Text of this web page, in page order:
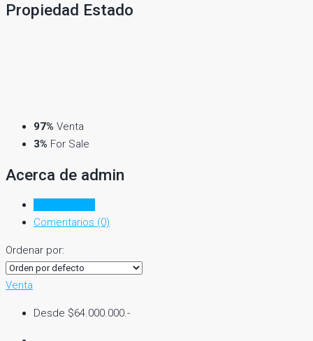
Propiedad Estado
97% Venta
3% For Sale
Acerca de admin
Comentarios (0)
Ordenar por:
Venta
Desde $64.000.000.-